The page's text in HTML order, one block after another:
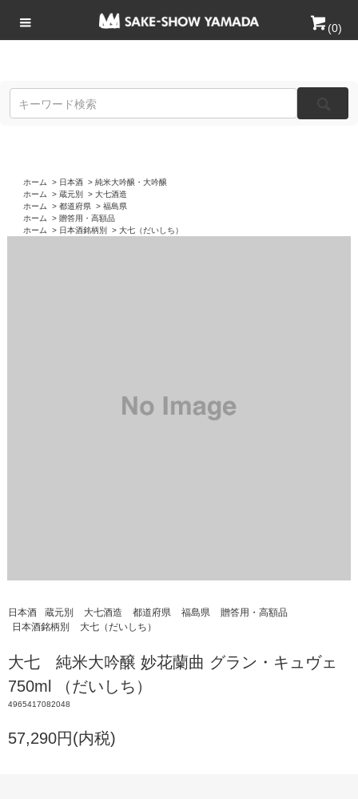
(0)
ホーム > 日本酒 > 純米大吟醸・大吟醸
ホーム
> 蔵元別 > 大七酒造
ホーム
> 都道府県 > 福島県
ホーム
> 贈答用・高額品
ホーム
> 日本酒銘柄別 > 大七（だいしち）
日本酒 蔵元別 大七酒造 都道府県 福島県
贈答用・高額品
日本酒銘柄別
大七（だいしち）
大七 純米大吟醸 妙花蘭曲 グラン・キュヴェ
750ml （だいしち）
4965417082048
57,290円(内税)